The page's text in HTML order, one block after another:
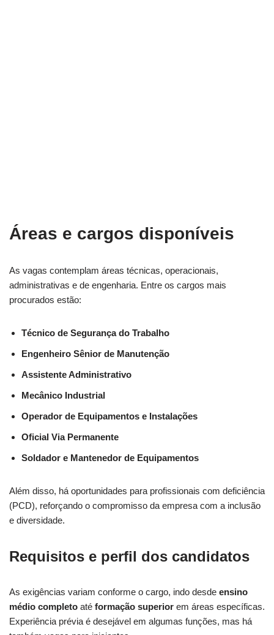
Áreas e cargos disponíveis
As vagas contemplam áreas técnicas, operacionais,
administrativas e de engenharia. Entre os cargos mais
procurados estão:
Técnico de Segurança do Trabalho
Engenheiro Sênior de Manutenção
Assistente Administrativo
Mecânico Industrial
Operador de Equipamentos e Instalações
Oficial Via Permanente
Soldador e Mantenedor de Equipamentos
Além disso, há oportunidades para profissionais com deficiência
(PCD), reforçando o compromisso da empresa com a inclusão
e diversidade.
Requisitos e perfil dos candidatos
As exigências variam conforme o cargo, indo desde ensino
médio completo até formação superior em áreas específicas.
Experiência prévia é desejável em algumas funções, mas há